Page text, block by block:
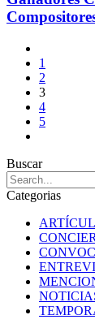
1
2
3
4
5
Buscar
Categorias